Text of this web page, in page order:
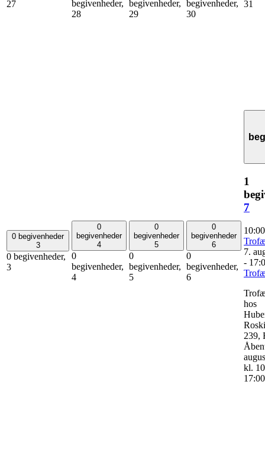
27
begivenheder,
28
begivenheder,
29
begivenheder,
30
31
0 begivenheder
3
0 begivenheder,
3
0
begivenheder
4
0
begivenheder,
4
0
begivenheder
5
0
begivenheder,
5
0
begivenheder
6
0
begivenheder,
6
1
7
7.
-
hos
239,
kl.